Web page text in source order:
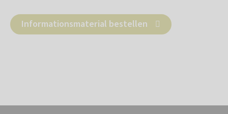
Informationsmaterial bestellen